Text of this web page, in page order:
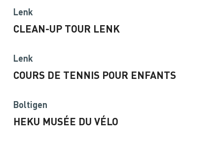
Lenk
CLEAN-UP TOUR LENK
Lenk
COURS DE TENNIS POUR ENFANTS
Boltigen
HEKU MUSÉE DU VÉLO